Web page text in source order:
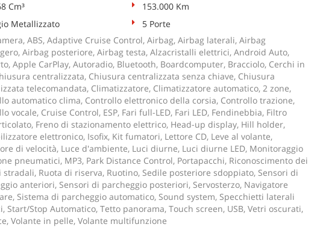
Cm³
153.000 Km
Metallizzato
5 Porte
ABS, Adaptive Cruise Control, Airbag, Airbag laterali, Airbag
Airbag posteriore, Airbag testa, Alzacristalli elettrici, Android Auto,
Apple CarPlay, Autoradio, Bluetooth, Boardcomputer, Bracciolo, Cerchi in
centralizzata, Chiusura centralizzata senza chiave, Chiusura
telecomandata, Climatizzatore, Climatizzatore automatico, 2 zone,
automatico clima, Controllo elettronico della corsia, Controllo trazione,
vocale, Cruise Control, ESP, Fari full-LED, Fari LED, Fendinebbia, Filtro
Freno di stazionamento elettrico, Head-up display, Hill holder,
elettronico, Isofix, Kit fumatori, Lettore CD, Leve al volante,
di velocità, Luce d'ambiente, Luci diurne, Luci diurne LED, Monitoraggio
pneumatici, MP3, Park Distance Control, Portapacchi, Riconoscimento dei
stradali, Ruota di riserva, Ruotino, Sedile posteriore sdoppiato, Sensori di
anteriori, Sensori di parcheggio posteriori, Servosterzo, Navigatore
Sistema di parcheggio automatico, Sound system, Specchietti laterali
Start/Stop Automatico, Tetto panorama, Touch screen, USB, Vetri oscurati,
Volante in pelle, Volante multifunzione